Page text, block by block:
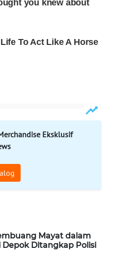
Eksklusif
Mayat dalam
Depok Ditangkap Polisi